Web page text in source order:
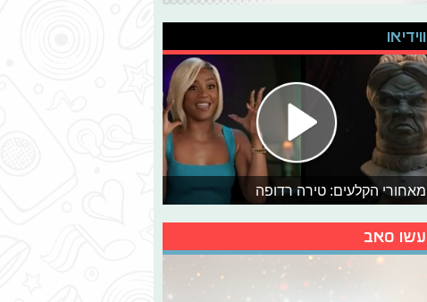
ווידיאו
מאחורי הקלעים: טירה רדופה
עשו סאב